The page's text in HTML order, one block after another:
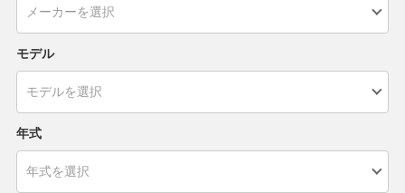
モデル
年式